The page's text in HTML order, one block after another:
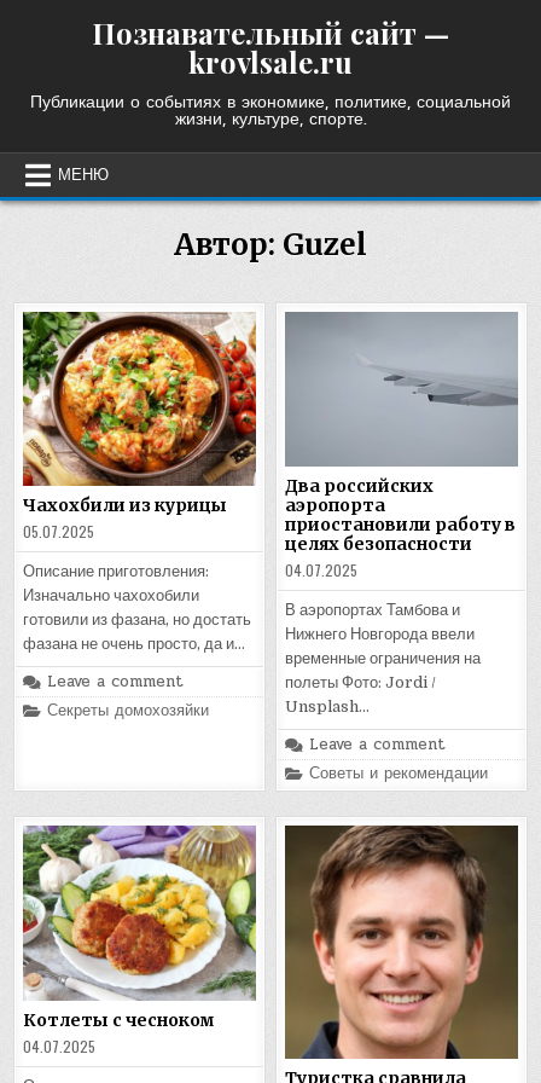
Познавательный сайт —
krovlsale.ru
Публикации о событиях в экономике, политике, социальной
жизни, культуре, спорте.
МЕНЮ
Автор: Guzel
Чахохбили из курицы
05.07.2025
Описание приготовления:
Изначально чахохобили
готовили из фазана, но достать
фазана не очень просто, да и…
Leave a comment
Posted
Секреты домохозяйки
Два российских
аэропорта
приостановили работу в
целях безопасности
04.07.2025
В аэропортах Тамбова и
Нижнего Новгорода ввели
временные ограничения на
полеты Фото: Jordi /
Unsplash…
Leave a comment
Posted
in
Советы и рекомендации
Котлеты с чесноком
04.07.2025
Туристка сравнила